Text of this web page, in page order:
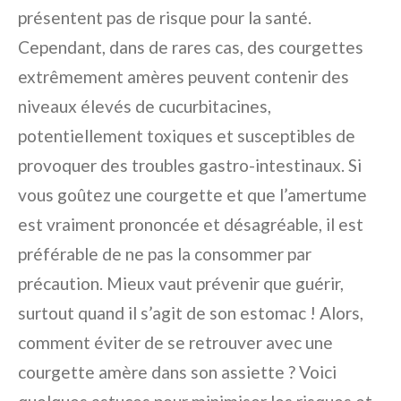
présentent pas de risque pour la santé.
Cependant, dans de rares cas, des courgettes
extrêmement amères peuvent contenir des
niveaux élevés de cucurbitacines,
potentiellement toxiques et susceptibles de
provoquer des troubles gastro-intestinaux. Si
vous goûtez une courgette et que l’amertume
est vraiment prononcée et désagréable, il est
préférable de ne pas la consommer par
précaution. Mieux vaut prévenir que guérir,
surtout quand il s’agit de son estomac ! Alors,
comment éviter de se retrouver avec une
courgette amère dans son assiette ? Voici